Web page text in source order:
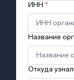
ИНН *
Название
Откуда